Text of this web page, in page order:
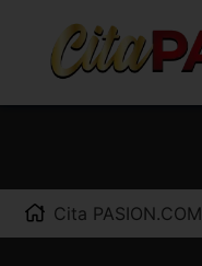
Cita PASION.COM